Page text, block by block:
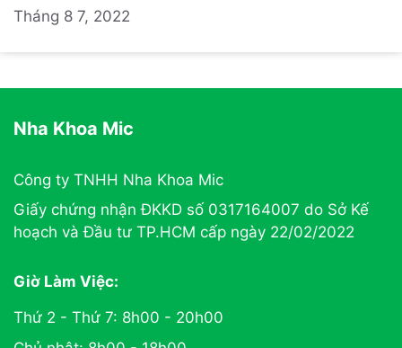
Tháng 8 7, 2022
Nha Khoa Mic
Công ty TNHH Nha Khoa Mic
Giấy chứng nhận ĐKKD số 0317164007 do Sở Kế
hoạch và Đầu tư TP.HCM cấp ngày 22/02/2022
Giờ Làm Việc:
Thứ 2 - Thứ 7: 8h00 - 20h00